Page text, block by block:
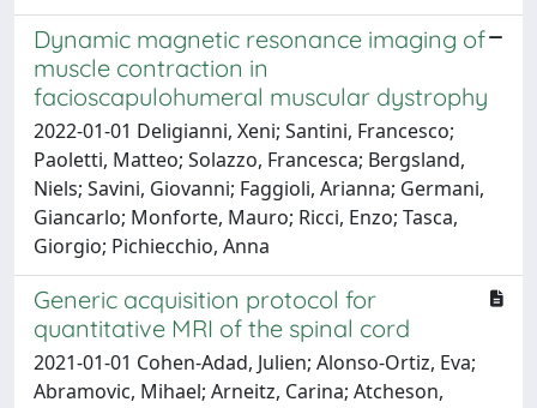
Dynamic magnetic resonance imaging of
muscle contraction in
facioscapulohumeral muscular dystrophy
2022-01-01 Deligianni, Xeni; Santini, Francesco;
Paoletti, Matteo; Solazzo, Francesca; Bergsland,
Niels; Savini, Giovanni; Faggioli, Arianna; Germani,
Giancarlo; Monforte, Mauro; Ricci, Enzo; Tasca,
Giorgio; Pichiecchio, Anna
Generic acquisition protocol for
quantitative MRI of the spinal cord
2021-01-01 Cohen-Adad, Julien; Alonso-Ortiz, Eva;
Abramovic, Mihael; Arneitz, Carina; Atcheson,